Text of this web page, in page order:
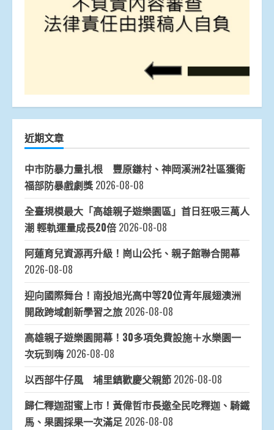
近期文章
中市防暴力量扎根 豐原鎌村、神岡溪洲2社區獲衛
福部防暴戲劇獎 2026-08-08
全臺規模最大「高雄親子遊樂園區」首日狂吸三萬人
潮 輕軌運量成長20倍 2026-08-08
阿蓮育兒資源再升級！崗山公托、親子館聯合開幕
2026-08-08
迎向國際舞台！南投旭光高中等20位青年展翅澳洲
開啟跨域創新學習之旅 2026-08-08
高雄親子遊樂園開幕！30多項免費設施＋水樂園一
次玩到嗨 2026-08-08
以西部牛仔風 埔里鎮歡慶父親節 2026-08-08
歸仁釋迦甜蜜上市！黃偉哲市長邀全民吃釋迦、騎鐵
馬、果園採果一次滿足 2026-08-08